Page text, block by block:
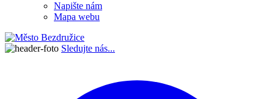
Napište nám
Mapa webu
Sledujte nás...